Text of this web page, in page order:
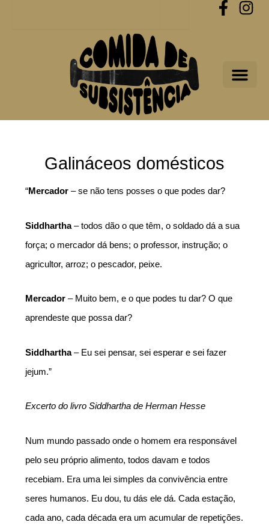
Galináceos domésticos
“Mercador – se não tens posses o que podes dar?
Siddhartha – todos dão o que têm, o soldado dá a sua
força; o mercador dá bens; o professor, instrução; o
agricultor, arroz; o pescador, peixe.
Mercador – Muito bem, e o que podes tu dar? O que
aprendeste que possa dar?
Siddhartha – Eu sei pensar, sei esperar e sei fazer
jejum.”
Excerto do livro Siddhartha de Herman Hesse
Num mundo passado onde o homem era responsável
pelo seu próprio alimento, todos davam e todos
recebiam. Era uma lei simples da convivência entre
seres humanos. Eu dou, tu dás ele dá. Cada estação,
cada ano, cada década era um acumular de repetições.